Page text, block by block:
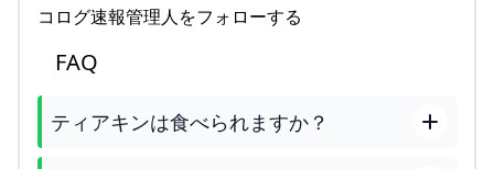
コログ速報管理人をフォローする
FAQ
ティアキンは食べられますか？